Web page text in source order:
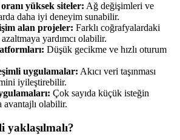
yüksek siteler: Ağ değişimleri ve
daha iyi deneyim sunabilir.
alan projeler: Farklı coğrafyalardaki
yardımcı olabilir.
Düşük gecikme ve hızlı oturum
uygulamalar: Akıcı veri taşınması
iyileştirebilir.
Çok sayıda küçük isteğin
avantajlı olabilir.